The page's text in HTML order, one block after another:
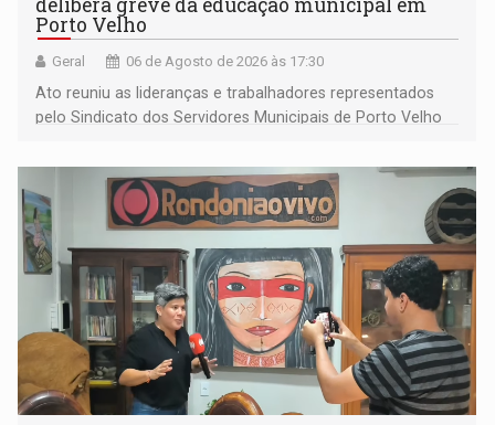
Porto Velho
Geral 06 de Agosto de 2026 às 17:30
Ato reuniu as lideranças e trabalhadores representados
pelo Sindicato dos Servidores Municipais de Porto Velho